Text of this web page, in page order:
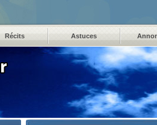
Récits Astuces